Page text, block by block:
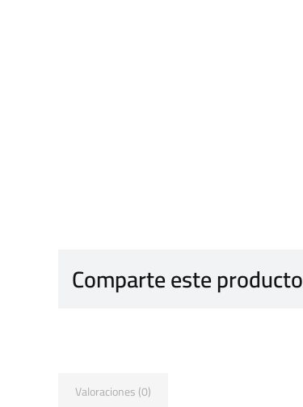
Comparte este producto
Valoraciones (0)